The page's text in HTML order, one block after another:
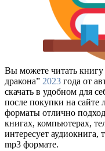
Вы можете читать
дракона” 2023 года от
скачать в удобном для
после покупки на сайте
форматы отлично
книгах, компьютерах,
интересует аудиокнига,
mp3 формате.